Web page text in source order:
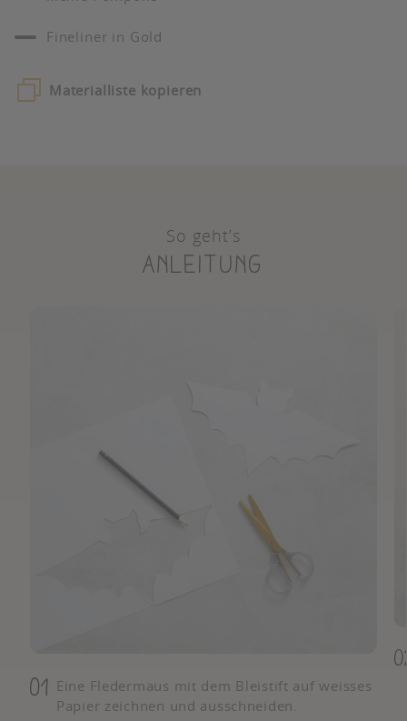
Fineliner in Gold
Materialliste kopieren
So geht’s
Anleitung
Eine Fledermaus mit dem Bleistift auf weisses
Papier zeichnen und ausschneiden.